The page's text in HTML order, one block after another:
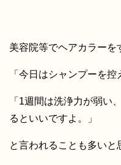
美容院等でヘアカラーを
「今日はシャンプーを控
「1週間は洗浄力が弱い
るといいですよ。」
と言われることも多いと